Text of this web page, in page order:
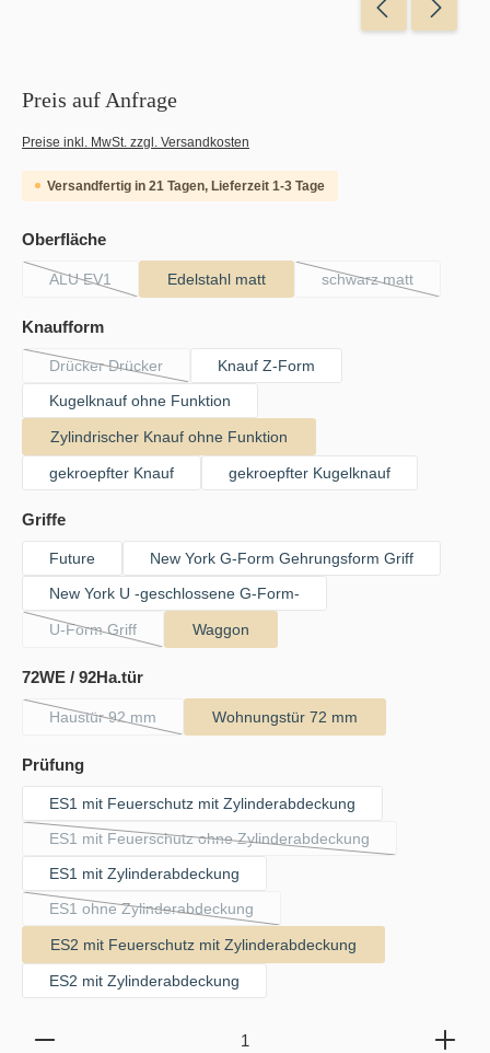
Preis auf Anfrage
Preise inkl. MwSt. zzgl. Versandkosten
Versandfertig in 21 Tagen, Lieferzeit 1-3 Tage
Oberflächeauswählen
ALU EV1
(Diese Option ist zurzeit nicht verfügbar.)
Edelstahl matt schwarz matt
(Diese Option ist
Knaufformauswählen
Drücker Drücker
(Diese Option ist zurzeit nicht verfügbar.)
Knauf Z-Form
Kugelknauf ohne Funktion
Zylindrischer Knauf ohne Funktion
gekroepfter Knauf gekroepfter Kugelknauf
Griffeauswählen
Future
New York G-Form Gehrungsform Griff
New York U -geschlossene G-Form-
U-Form Griff
(Diese Option ist zurzeit nicht verfügbar.)
Waggon
72WE / 92Ha.türauswählen
Haustür 92 mm
(Diese Option ist zurzeit nicht verfügbar.)
Wohnungstür 72 mm
Prüfungauswählen
ES1 mit Feuerschutz mit Zylinderabdeckung
ES1 mit Feuerschutz ohne Zylinderabdeckung
(Diese Option ist zurzeit nicht verfügbar.)
ES1 mit Zylinderabdeckung
ES1 ohne Zylinderabdeckung
(Diese Option ist zurzeit nicht verfügbar.)
ES2 mit Feuerschutz mit Zylinderabdeckung
ES2 mit Zylinderabdeckung
Produkt Anzahl: Gib den gewünschten Wert ein